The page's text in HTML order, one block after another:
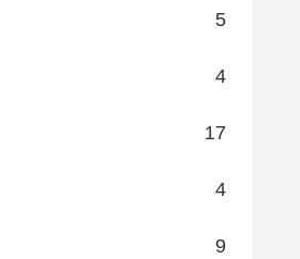
5
4
17
4
9